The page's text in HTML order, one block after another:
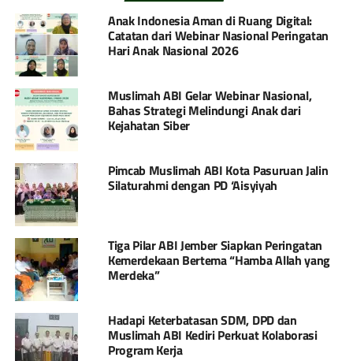
Anak Indonesia Aman di Ruang Digital:
Catatan dari Webinar Nasional Peringatan
Hari Anak Nasional 2026
Muslimah ABI Gelar Webinar Nasional,
Bahas Strategi Melindungi Anak dari
Kejahatan Siber
Pimcab Muslimah ABI Kota Pasuruan Jalin
Silaturahmi dengan PD ‘Aisyiyah
Tiga Pilar ABI Jember Siapkan Peringatan
Kemerdekaan Bertema “Hamba Allah yang
Merdeka”
Hadapi Keterbatasan SDM, DPD dan
Muslimah ABI Kediri Perkuat Kolaborasi
Program Kerja